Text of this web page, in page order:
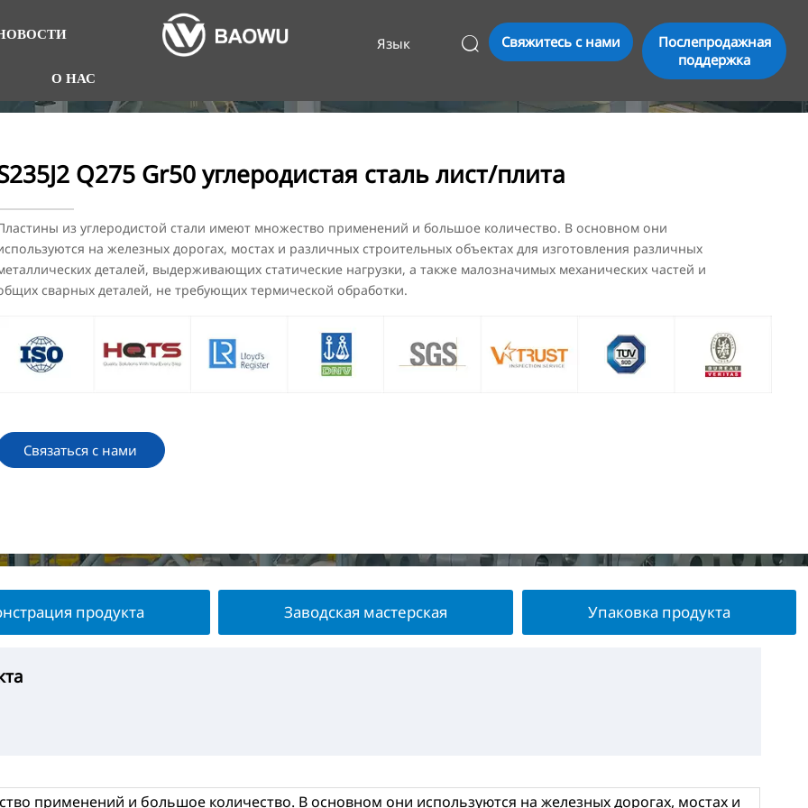
О НАС
Язык  Свяжитесь с нами
Послепродажная
поддержка
Q275 Gr50 углеродистая сталь лист/плита
из углеродистой стали имеют множество применений и большое количество. В основном они
на железных дорогах, мостах и различных строительных объектах для изготовления различных
деталей, выдерживающих статические нагрузки, а также малозначимых механических частей и
сварных деталей, не требующих термической обработки.
Связаться с нами
продукта Заводская мастерская Упаковка продукта
применений и большое количество. В основном они используются на железных дорогах, мостах и